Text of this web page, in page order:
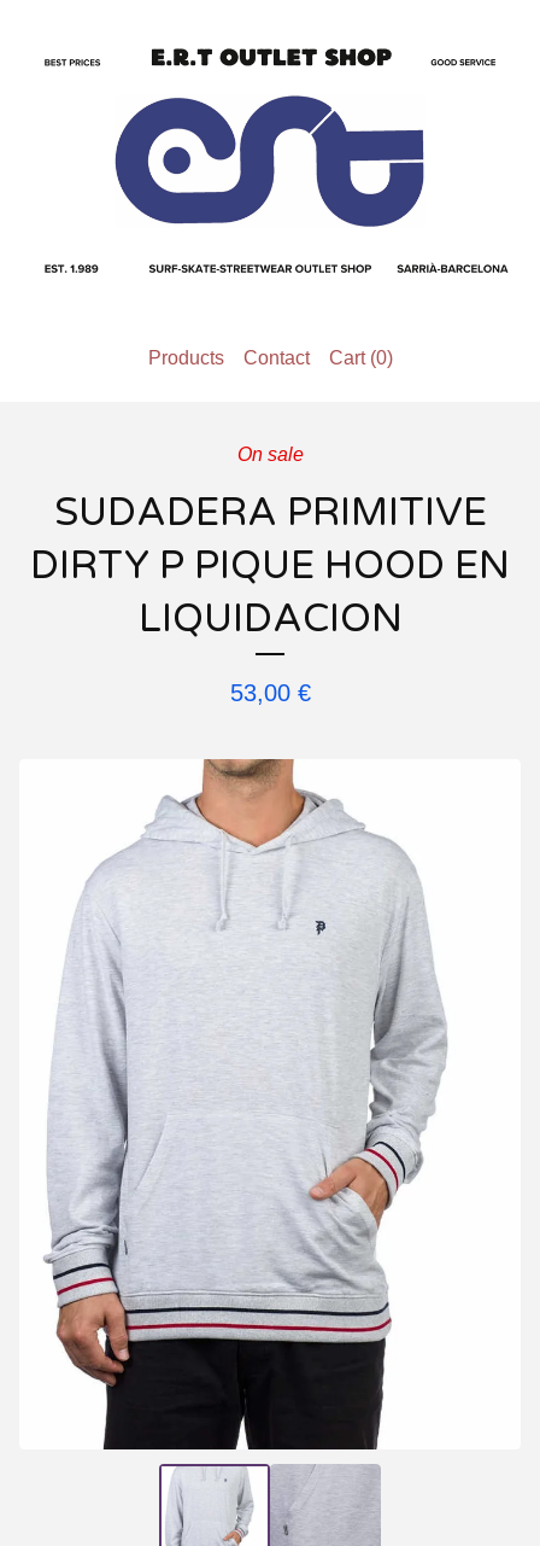
Products Contact Cart (0)
On sale
SUDADERA PRIMITIVE
DIRTY P PIQUE HOOD EN
LIQUIDACION
53,00 €